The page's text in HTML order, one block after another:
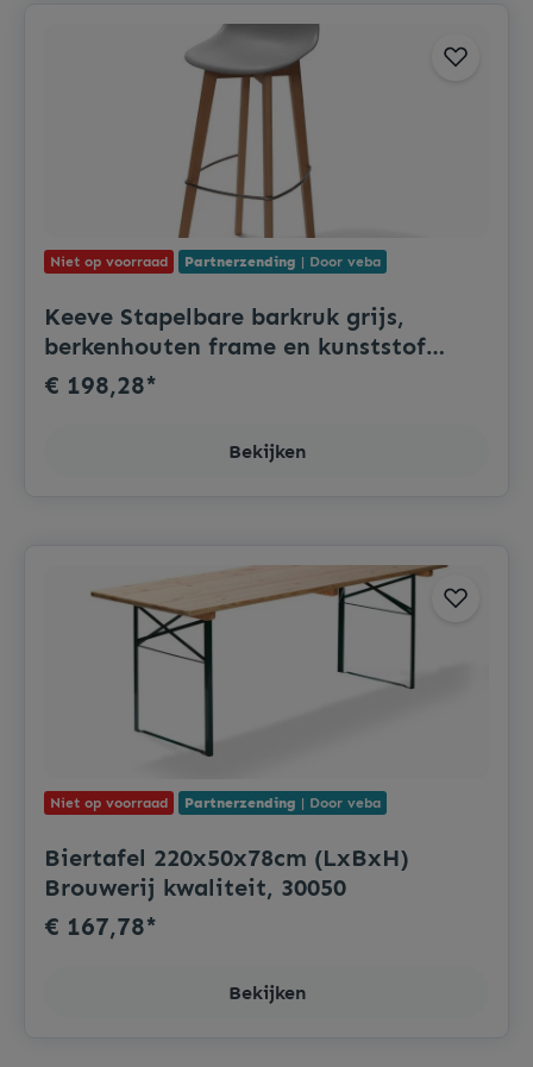
Niet op voorraad Partnerzending | Door veba
Keeve Stapelbare barkruk grijs,
berkenhouten frame en kunststof
zitting, 53x47x119cm (LxBxH),
506F01SG
€ 198,28*
Bekijken
Niet op voorraad Partnerzending | Door veba
Biertafel 220x50x78cm (LxBxH)
Brouwerij kwaliteit, 30050
€ 167,78*
Bekijken